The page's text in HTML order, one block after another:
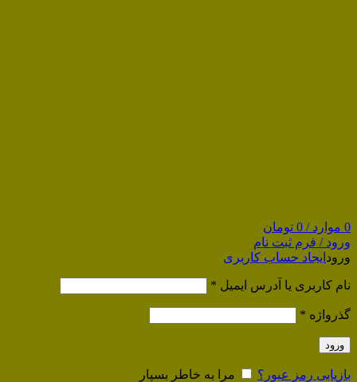
0 موارد /
0 تومان
ورود / فرم ثبت نام
ورود ایجاد حساب کاربری
نام کاربری یا آدرس ایمیل *
گذرواژه *
ورود
بازیابی رمز عبور؟
مرا به خاطر بسپار